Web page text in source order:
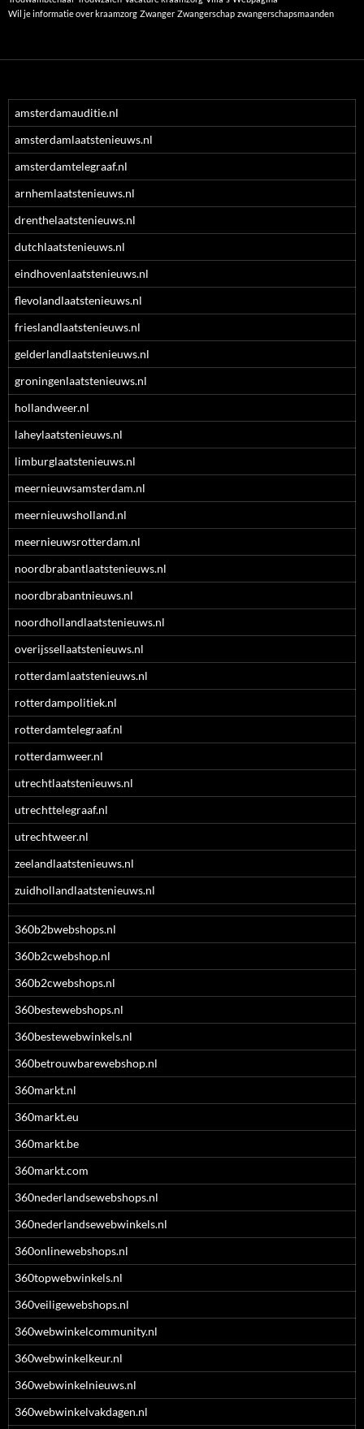
Wil je informatie over kraamzorg Zwanger Zwangerschap zwangerschapsmaanden
amsterdamauditie.nl
amsterdamlaatstenieuws.nl
amsterdamtelegraaf.nl
arnhemlaatstenieuws.nl
drenthelaatstenieuws.nl
dutchlaatstenieuws.nl
eindhovenlaatstenieuws.nl
flevolandlaatstenieuws.nl
frieslandlaatstenieuws.nl
gelderlandlaatstenieuws.nl
groningenlaatstenieuws.nl
hollandweer.nl
laheylaatstenieuws.nl
limburglaatstenieuws.nl
meernieuwsamsterdam.nl
meernieuwsholland.nl
meernieuwsrotterdam.nl
noordbrabantlaatstenieuws.nl
noordbrabantnieuws.nl
noordhollandlaatstenieuws.nl
overijssellaatstenieuws.nl
rotterdamlaatstenieuws.nl
rotterdampolitiek.nl
rotterdamtelegraaf.nl
rotterdamweer.nl
utrechtlaatstenieuws.nl
utrechttelegraaf.nl
utrechtweer.nl
zeelandlaatstenieuws.nl
zuidhollandlaatstenieuws.nl
360b2bwebshops.nl
360b2cwebshop.nl
360b2cwebshops.nl
360bestewebshops.nl
360bestewebwinkels.nl
360betrouwbarewebshop.nl
360markt.nl
360markt.eu
360markt.be
360markt.com
360nederlandsewebshops.nl
360nederlandsewebwinkels.nl
360onlinewebshops.nl
360topwebwinkels.nl
360veiligewebshops.nl
360webwinkelcommunity.nl
360webwinkelkeur.nl
360webwinkelnieuws.nl
360webwinkelvakdagen.nl